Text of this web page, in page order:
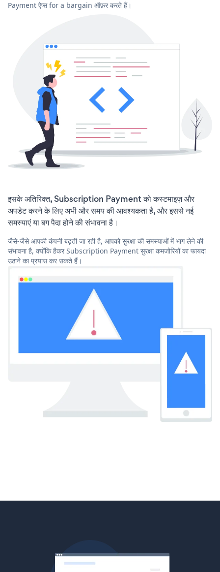
Payment ऐप्स for a bargain ऑफ़र करते हैं।
इसके अतिरिक्त, Subscription Payment को कस्टमाइज़ और
अपडेट करने के लिए अभी और समय की आवश्यकता है, और इससे नई
समस्याएं या बग पैदा होने की संभावना है।
जैसे-जैसे आपकी कंपनी बढ़ती जा रही है, आपको सुरक्षा की समस्याओं में भाग लेने की
संभावना है, क्योंकि हैकर Subscription Payment सुरक्षा कमजोरियों का फायदा
उठाने का प्रयास कर सकते हैं।